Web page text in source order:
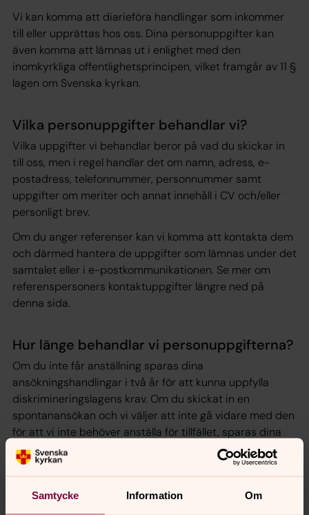
Samtycke Information Om
Vi kan komma att diarieföra handlingar som inkommer
till eller upprättas hos oss. Dina personuppgifter kan
även komma att lämnas ut i enlighet med den
inomkyrkliga offentlighetsprincipen, vilket framgår av 11 §
lagen om Svenska kyrkan.
Vilka personuppgifter behandlar vi?
Vilka uppgifter vi behandlar beror på vad du skickar in
till oss, men i regel handlar det om namn, adress, e-
postadress, telefonnummer, personnummer samt
uppgifter om meriter och annat innehåll i CV och/eller
personligt brev.
Om du anger referenser kan vi komma att kontakta dem
och därmed hantera de uppgifter som lämnas under det
samtalet eller i e-postkommunikationen. Se mer om
referenspersoners kontaktuppgifter längre ned på
denna sida.
Hur länge behandlar vi personuppgifterna?
Om du inte får anställning sparas dina
ansökningshandlingar i två år för att kunna uppfylla
diskrimineringslagens krav. Om du skickat in en
spontanansökan och vi väljer att inte gå vidare med den
för att vi inte behöver anställa för tillfället, sparas dina
handlingar dock i ett år, såvida du inte begär att de ska
raderas innan dess. Om vi anställer dig kommer dina
ansökningshandlingar att sparas under tiden du är
anställd.